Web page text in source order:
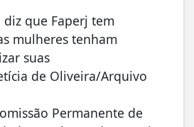
que Faperj tem
mulheres tenham
suas
de Oliveira/Arquivo
Permanente de